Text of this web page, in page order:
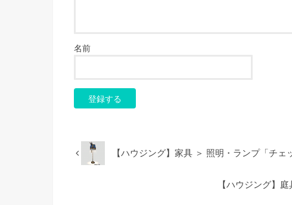
名前
【ハウジング】家具 ＞ 照明・ランプ「チェ
【ハウジング】